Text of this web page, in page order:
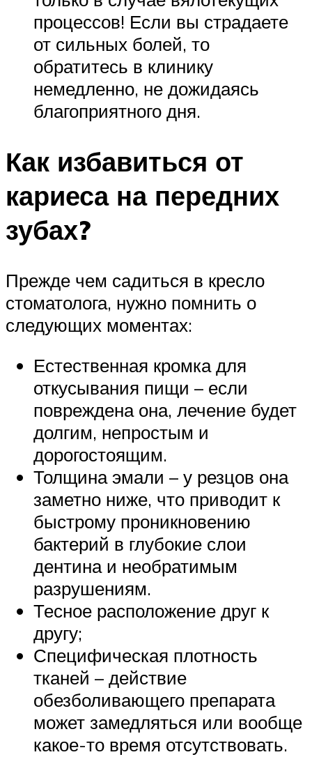
процессов! Если вы страдаете
от сильных болей, то
обратитесь в клинику
немедленно, не дожидаясь
благоприятного дня.
Как избавиться от
кариеса на передних
зубах?
Прежде чем садиться в кресло
стоматолога, нужно помнить о
следующих моментах:
Естественная кромка для
откусывания пищи – если
повреждена она, лечение будет
долгим, непростым и
дорогостоящим.
Толщина эмали – у резцов она
заметно ниже, что приводит к
быстрому проникновению
бактерий в глубокие слои
дентина и необратимым
разрушениям.
Тесное расположение друг к
другу;
Специфическая плотность
тканей – действие
обезболивающего препарата
может замедляться или вообще
какое-то время отсутствовать.